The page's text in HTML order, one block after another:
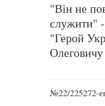
"Він не
служити" -
"Герой
Олеговичу
№22/225272-